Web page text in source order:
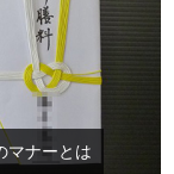
マナーとは